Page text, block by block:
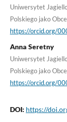
Uniwersytet
Polskiego jako
https://orcid.org/
Anna Seretny
Uniwersytet
Polskiego jako
https://orcid.org/
DOI: https://